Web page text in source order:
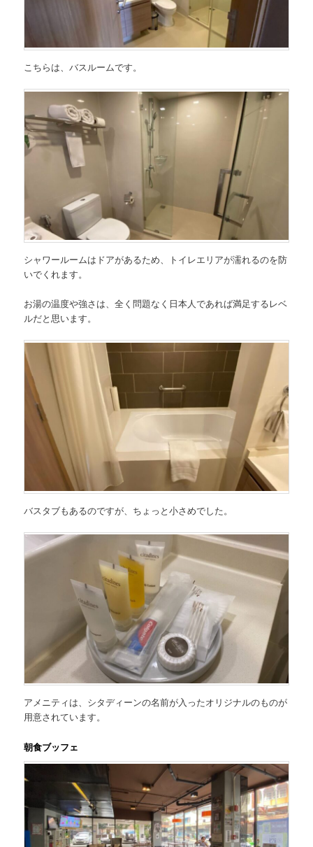
こちらは、バスルームです。
シャワールームはドアがあるため、トイレエリアが濡れるのを防
いでくれます。
お湯の温度や強さは、全く問題なく日本人であれば満足するレベ
ルだと思います。
バスタブもあるのですが、ちょっと小さめでした。
アメニティは、シタディーンの名前が入ったオリジナルのものが
用意されています。
朝食ブッフェ